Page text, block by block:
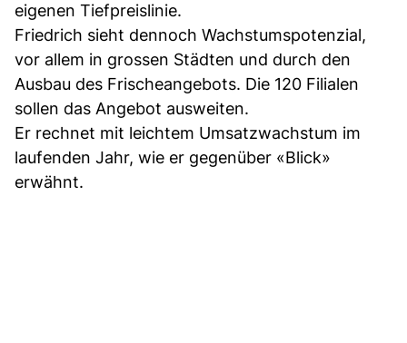
eigenen Tiefpreislinie.
Friedrich sieht dennoch Wachstumspotenzial,
vor allem in grossen Städten und durch den
Ausbau des Frischeangebots. Die 120 Filialen
sollen das Angebot ausweiten.
Er rechnet mit leichtem Umsatzwachstum im
laufenden Jahr, wie er gegenüber «Blick»
erwähnt.